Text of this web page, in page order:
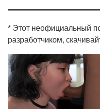
* Этот неофициальный
разработчиком,